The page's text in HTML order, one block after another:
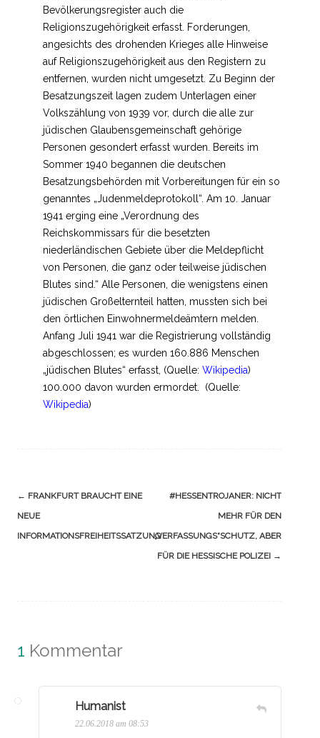
Bevölkerungsregister auch die
Religionszugehörigkeit erfasst. Forderungen,
angesichts des drohenden Krieges alle Hinweise
auf Religionszugehörigkeit aus den Registern zu
entfernen, wurden nicht umgesetzt. Zu Beginn der
Besatzungszeit lagen zudem Unterlagen einer
Volkszählung von 1939 vor, durch die alle zur
jüdischen Glaubensgemeinschaft gehörige
Personen gesondert erfasst wurden. Bereits im
Sommer 1940 begannen die deutschen
Besatzungsbehörden mit Vorbereitungen für ein so
genanntes „Judenmeldeprotokoll“. Am 10. Januar
1941 erging eine „Verordnung des
Reichskommissars für die besetzten
niederländischen Gebiete über die Meldepflicht
von Personen, die ganz oder teilweise jüdischen
Blutes sind.“ Alle Personen, die wenigstens einen
jüdischen Großelternteil hatten, mussten sich bei
den örtlichen Einwohnermeldeämtern melden.
Anfang Juli 1941 war die Registrierung vollständig
abgeschlossen; es wurden 160.886 Menschen
„jüdischen Blutes“ erfasst, (Quelle: Wikipedia)
100.000 davon wurden ermordet. (Quelle:
Wikipedia)
Navigation
(Beiträge)
← FRANKFURT BRAUCHT EINE
NEUE
INFORMATIONSFREIHEITSSATZUNG
#HESSENTROJANER: NICHT
MEHR FÜR DEN
„VERFASSUNGS“SCHUTZ, ABER
FÜR DIE HESSISCHE POLIZEI →
1 Kommentar
Humanist
22.06.2018 am 08:53